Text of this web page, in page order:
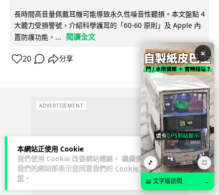
本網站正使用 Cookie
我們使用 Cookie 改善網站體驗。 繼續使用
我們的網站即表示您同意我們的 Cookie 政
策 。
長時間高音量佩戴耳機可能導致永久性噪音性聽損。本文盤點 4
大聽力受損警號，介紹科學護耳的「60-60 原則」及 Apple 內
置防護功能，...
閱讀全文
20 分享
ADVERTISEMENT
×
🎵 ⛶
📖 文字版訪問 →